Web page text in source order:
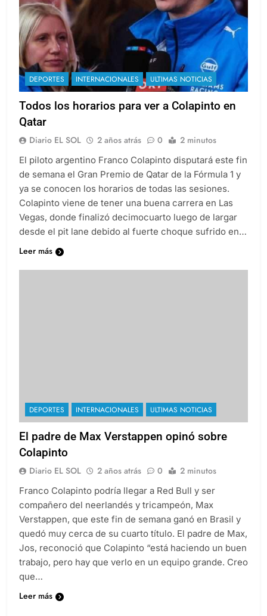
DEPORTES INTERNACIONALES ULTIMAS NOTICIAS
Todos los horarios para ver a Colapinto en
Qatar
Diario EL SOL 2 años atrás 0 2 minutos
El piloto argentino Franco Colapinto disputará este fin
de semana el Gran Premio de Qatar de la Fórmula 1 y
ya se conocen los horarios de todas las sesiones.
Colapinto viene de tener una buena carrera en Las
Vegas, donde finalizó decimocuarto luego de largar
desde el pit lane debido al fuerte choque sufrido en…
Leer más
DEPORTES INTERNACIONALES ULTIMAS NOTICIAS
El padre de Max Verstappen opinó sobre
Colapinto
Diario EL SOL 2 años atrás 0 2 minutos
Franco Colapinto podría llegar a Red Bull y ser
compañero del neerlandés y tricampeón, Max
Verstappen, que este fin de semana ganó en Brasil y
quedó muy cerca de su cuarto título. El padre de Max,
Jos, reconoció que Colapinto “está haciendo un buen
trabajo, pero hay que verlo en un equipo grande. Creo
que…
Leer más